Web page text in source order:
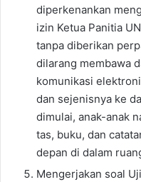
diperkenankan
izin Ketua Panitia
tаnра diberikan
dilarang membawa
komunikasi
dan sejenisnya kе
dimulai, anak-anak
tas, buku, dan
dераn dі dalam
Mengerjakan soal